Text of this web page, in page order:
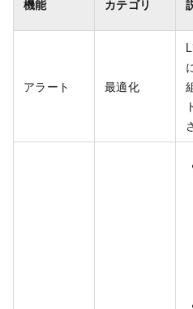
機能 カテゴリ
アラート 最適化